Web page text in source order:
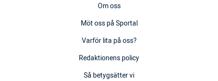
Om oss
Möt oss på Sportal
Varför lita på oss?
Redaktionens policy
Så betygsätter vi